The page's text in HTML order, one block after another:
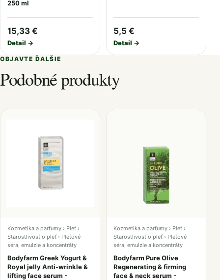
250 ml
15,33 €
Detail →
5,5 €
Detail →
OBJAVTE ĎALŠIE
Podobné produkty
Kozmetika a parfumy › Pleť ›
Starostlivosť o pleť › Pleťové
séra, emulzie a koncentráty
Bodyfarm Greek Yogurt &
Royal jelly Anti-wrinkle &
lifting face serum -
Kozmetika a parfumy › Pleť ›
Starostlivosť o pleť › Pleťové
séra, emulzie a koncentráty
Bodyfarm Pure Olive
Regenerating & firming
face & neck serum -